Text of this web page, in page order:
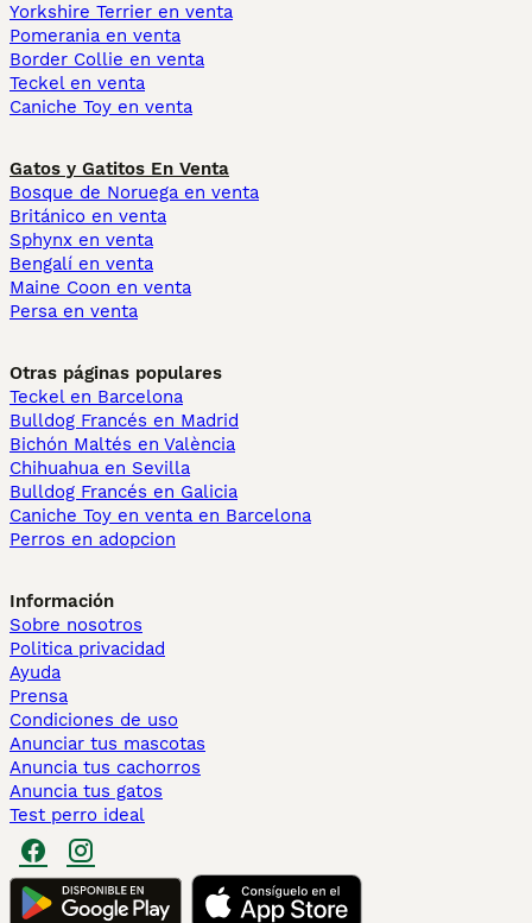
Yorkshire Terrier en venta
Pomerania en venta
Border Collie en venta
Teckel en venta
Caniche Toy en venta
Gatos y Gatitos En Venta
Bosque de Noruega en venta
Británico en venta
Sphynx en venta
Bengalí en venta
Maine Coon en venta
Persa en venta
Otras páginas populares
Teckel en Barcelona
Bulldog Francés en Madrid
Bichón Maltés en València
Chihuahua en Sevilla
Bulldog Francés en Galicia
Caniche Toy en venta en Barcelona
Perros en adopcion
Información
Sobre nosotros
Politica privacidad
Ayuda
Prensa
Condiciones de uso
Anunciar tus mascotas
Anuncia tus cachorros
Anuncia tus gatos
Test perro ideal